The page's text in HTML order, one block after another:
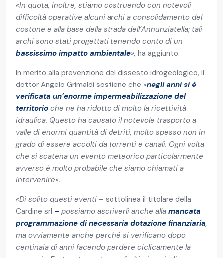
«In quota, inoltre, stiamo costruendo con notevoli
difficoltà operative alcuni archi a consolidamento del
costone e alla base della strada dell’Annunziatella; tali
archi sono stati progettati tenendo conto di un
bassissimo impatto ambientale», ha aggiunto.
In merito alla prevenzione del dissesto idrogeologico, il
dottor Angelo Grimaldi sostiene che «negli anni si è
verificata un’enorme impermeabilizzazione del
territorio che ne ha ridotto di molto la ricettività
idraulica. Questo ha causato il notevole trasporto a
valle di enormi quantità di detriti, molto spesso non in
grado di essere accolti da torrenti e canali. Ogni volta
che si scatena un evento meteorico particolarmente
avverso è molto probabile che siamo chiamati a
intervenire».
«Di solito questi eventi – sottolinea il titolare della
Cardine srl – possiamo ascriverli anche alla mancata
programmazione di necessaria dotazione finanziaria,
ma ovviamente anche perché si verificano dopo
centinaia di anni facendo perdere ciclicamente la